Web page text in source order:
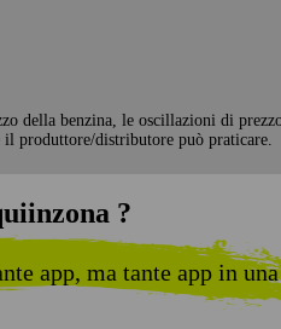
della benzina, le oscillazioni di
produttore/distributore può praticare.
?
app, ma tante app in